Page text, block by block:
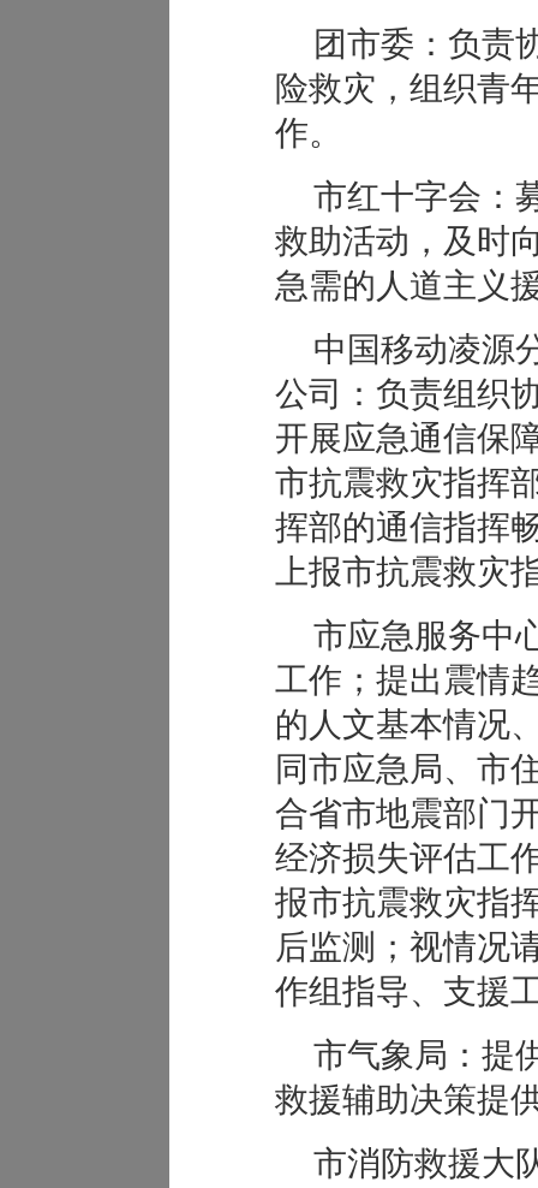
团市委：负责
险救灾，组织青
作。
市红十字会：
救助活动，及时
急需的人道主义
中国移动凌源
公司：负责组织
开展应急通信保
市抗震救灾指挥
挥部的通信指挥
上报市抗震救灾
市应急服务中
工作；提出震情
的人文基本情况
同市应急局、市
合省市地震部门
经济损失评估工
报市抗震救灾指
后监测；视情况
作组指导、支援
市气象局：提
救援辅助决策提
市消防救援大